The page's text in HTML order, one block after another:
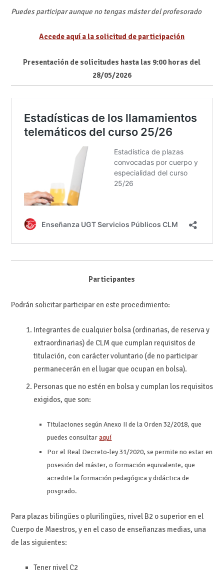
Puedes participar aunque no tengas máster del profesorado
Accede aquí a la solicitud de participación
Presentación de solicitudes hasta las 9:00 horas del
28/05/2026
Participantes
Podrán solicitar participar en este procedimiento:
Integrantes de cualquier bolsa (ordinarias, de reserva y
extraordinarias) de CLM que cumplan requisitos de
titulación, con carácter voluntario (de no participar
permanecerán en el lugar que ocupan en bolsa).
Personas que no estén en bolsa y cumplan los requisitos
exigidos, que son:
Titulaciones según Anexo II de la Orden 32/2018, que
puedes consultaraquí
Por el Real Decreto-ley 31/2020, se permite no estar en
posesión del máster, o formación equivalente, que
acredite la formación pedagógica y didáctica de
posgrado.
Para plazas bilingües o plurilingües, nivel B2 o superior en el
Cuerpo de Maestros, y en el caso de enseñanzas medias, una
de las siguientes:
Tener nivel C2